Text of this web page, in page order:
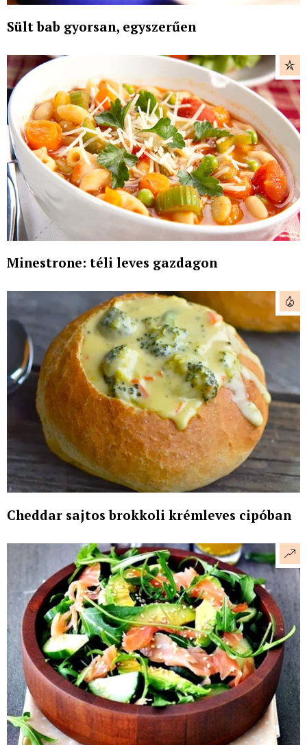
Sült bab gyorsan, egyszerűen
Minestrone: téli leves gazdagon
Cheddar sajtos brokkoli krémleves cipóban